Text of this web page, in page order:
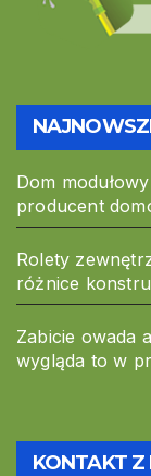
Dom
producent
Rolety
różnice
Zabicie owada
wygląda to w
KONTAKT Z